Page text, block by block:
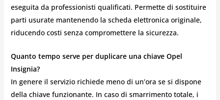
eseguita da professionisti qualificati. Permette di sostituire
parti usurate mantenendo la scheda elettronica originale,
riducendo costi senza compromettere la sicurezza.
Quanto tempo serve per duplicare una chiave Opel
Insignia?
In genere il servizio richiede meno di un’ora se si dispone
della chiave funzionante. In caso di smarrimento totale, i